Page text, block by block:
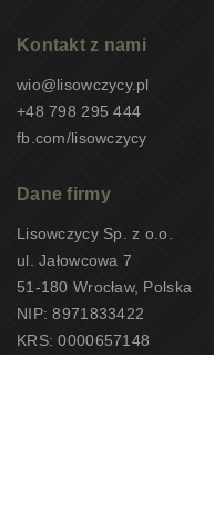
Kontakt z nami
wio@lisowczycy.pl
+48 798 295 444
fb.com/lisowczycy
Dane firmy
Lisowczycy Sp. z o.o.
ul. Jałowcowa 7
51-180 Wrocław, Polska
NIP: 8971833422
KRS: 0000657148